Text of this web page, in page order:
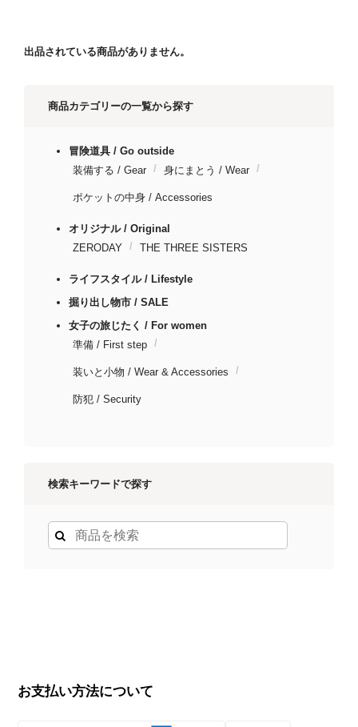
出品されている商品がありません。
商品カテゴリーの一覧から探す
冒険道具 / Go outside
装備する / Gear
身にまとう / Wear
ポケットの中身 / Accessories
オリジナル / Original
ZERODAY
THE THREE SISTERS
ライフスタイル / Lifestyle
掘り出し物市 / SALE
女子の旅じたく / For women
準備 / First step
装いと小物 / Wear & Accessories
防犯 / Security
検索キーワードで探す
お支払い方法について